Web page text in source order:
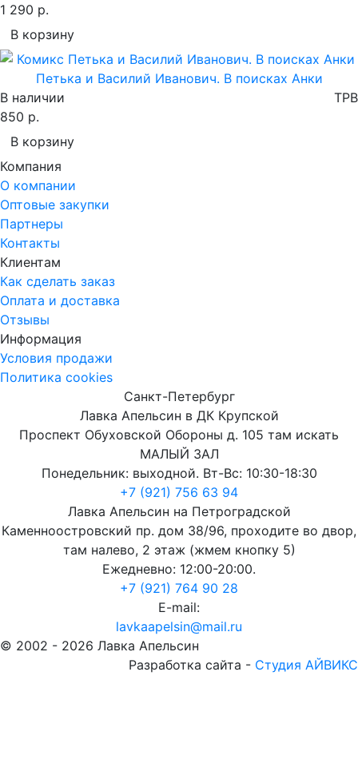
1 290 р.
В корзину
Петька и Василий Иванович. В поисках Анки
В наличии
TPB
850 р.
В корзину
Компания
О компании
Оптовые закупки
Партнеры
Контакты
Клиентам
Как сделать заказ
Оплата и доставка
Отзывы
Информация
Условия продажи
Политика cookies
Санкт-Петербург
Лавка Апельсин в ДК Крупской
Проспект Обуховской Обороны д. 105 там искать
МАЛЫЙ ЗАЛ
Понедельник: выходной. Вт-Вс: 10:30-18:30
+7 (921) 756 63 94
Лавка Апельсин на Петроградской
Каменноостровский пр. дом 38/96, проходите во двор,
там налево, 2 этаж (жмем кнопку 5)
Ежедневно: 12:00-20:00.
+7 (921) 764 90 28
E-mail:
lavkaapelsin@mail.ru
© 2002 - 2026 Лавка Апельсин
Разработка сайта - Студия АЙВИКС